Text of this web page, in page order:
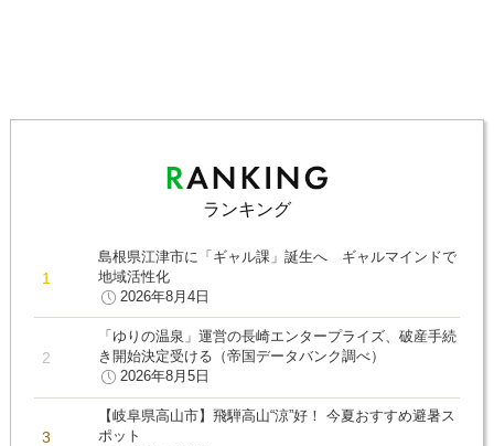
ランキング
島根県江津市に「ギャル課」誕生へ ギャルマインドで
地域活性化
2026年8月4日
「ゆりの温泉」運営の長崎エンタープライズ、破産手続
き開始決定受ける（帝国データバンク調べ）
2026年8月5日
【岐阜県高山市】飛騨高山“涼”好！ 今夏おすすめ避暑ス
ポット